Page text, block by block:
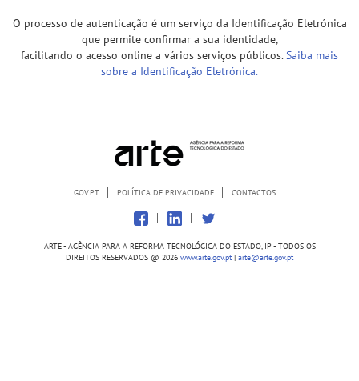
O processo de autenticação é um serviço da Identificação Eletrónica
que permite confirmar a sua identidade,
facilitando o acesso online a vários serviços públicos.Saiba mais
sobre a Identificação Eletrónica.
GOV.PT POLÍTICA DE PRIVACIDADE CONTACTOS
ARTE - AGÊNCIA PARA A REFORMA TECNOLÓGICA DO ESTADO, IP - TODOS OS
DIREITOS RESERVADOS @ 2026 www.arte.gov.pt| arte@arte.gov.pt